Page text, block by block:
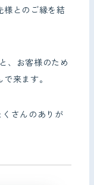
とのご縁を結
、お客様のため
来ます。
さんのありが